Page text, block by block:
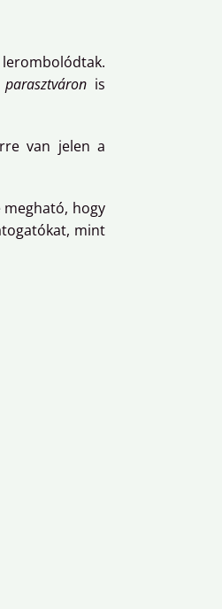
parasztváron is
van jelen a
hogy
mint